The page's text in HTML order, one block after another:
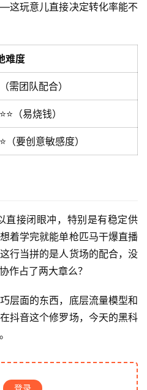
玩意儿直接决定转化率能不
难度
（需团队配合）
（易烧钱）
（要创意敏感度）
直接闭眼冲，特别是有稳定供
着学完就能单枪匹马干爆直播
行当拼的是人货场的配合，没
作占了两大章么？
层面的东西，底层流量模型和
抖音这个修罗场，今天的黑科
登录